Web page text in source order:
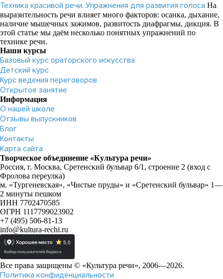
Техника красивой речи. Упражнения для развития голоса На
выразительность речи влияет много факторов: осанка, дыхание,
наличие мышечных зажимов, развитость диафрагмы, дикция. В
этой статье мы даём несколько понятных упражнений по
технике речи.
Наши курсы
Базовый курс ораторского искусства
Детский курс
Курс ведения переговоров
Открытое занятие
Информация
О нашей школе
Отзывы выпускников
Блог
Контакты
Карта сайта
Творческое объединение «Культура речи»
Россия, г. Москва, Сретенский бульвар 6/1, строение 2 (вход с
Фролова переулка)
м. «Тургеневская», «Чистые пруды» и «Сретенский бульвар» 1—
2 минуты пешком
ИНН 7702470585
ОГРН 1117799023902
+7 (495) 506-81-13
info@kultura-rechi.ru
Все права защищены © «Культура речи», 2006—2026.
Политика конфиденциальности